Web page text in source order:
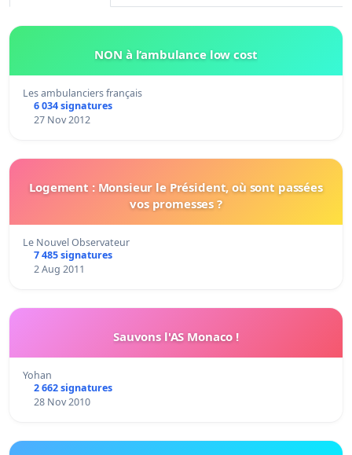
NON à l’ambulance low cost
Les ambulanciers français
6 034 signatures
27 Nov 2012
Logement : Monsieur le Président, où sont passées
vos promesses ?
Le Nouvel Observateur
7 485 signatures
2 Aug 2011
Sauvons l'AS Monaco !
Yohan
2 662 signatures
28 Nov 2010